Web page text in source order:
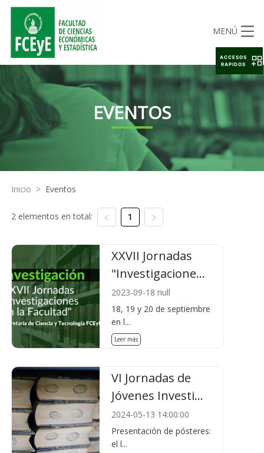
MENÚ
EVENTOS
Inicio > Eventos
2 elementos en total: 1
XXVII Jornadas
"Investigacione...
2023-09-18 null
18, 19 y 20 de septiembre
en l...
Leer más
VI Jornadas de
Jóvenes Investi...
2024-05-13 14:00:00
Presentación de pósteres:
el l...
ACCESOS
RAPIDOS